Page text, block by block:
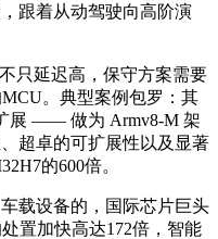
跟着从动驾驶向高阶演
延迟高，保守方案需要
。典型案例包罗：其
展 —— 做为 Armv8-M 架
超卓的可扩展性以及显著
的600倍。
设备的，国际芯片巨头
置加快高达172倍，智能